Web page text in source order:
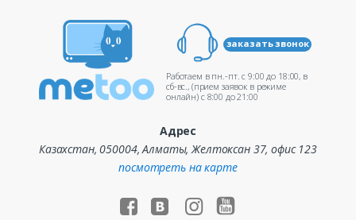
заказать звонок
Работаем в пн.-пт. c 9:00 до 18:00, в
сб-вс., (прием заявок в режиме
онлайн) c 8:00 до 21:00
Адрес
Казахстан, 050004, Алматы, Желтоксан 37, офис 123
посмотреть на карте